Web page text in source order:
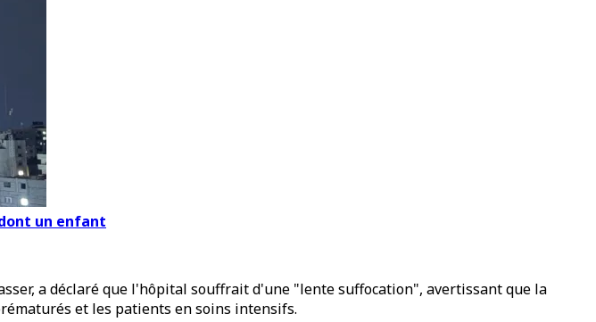
un enfant
a déclaré que l'hôpital souffrait d'une "lente suffocation", avertissant que la
et les patients en soins intensifs.